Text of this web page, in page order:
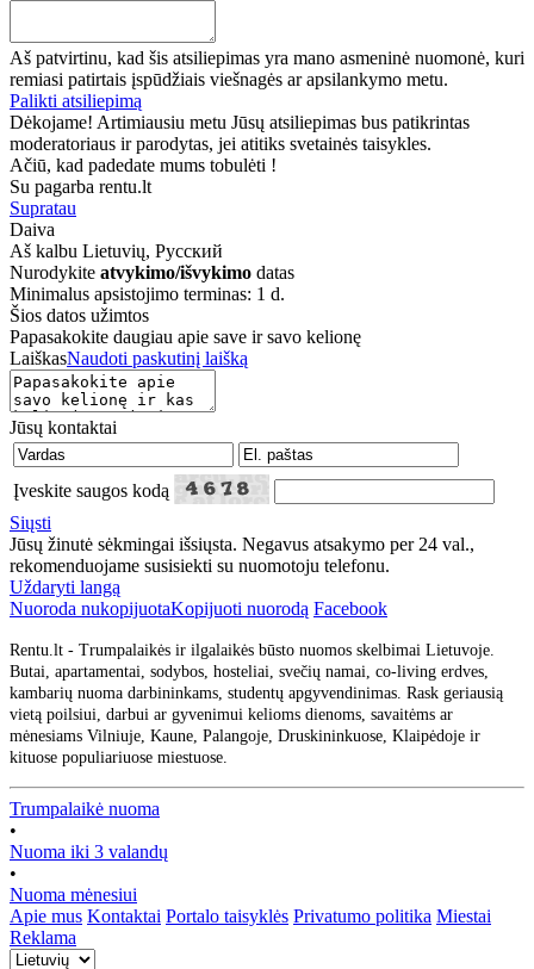
Aš patvirtinu, kad šis atsiliepimas yra mano asmeninė nuomonė, kuri
remiasi patirtais įspūdžiais viešnagės ar apsilankymo metu.
Palikti atsiliepimą
Dėkojame! Artimiausiu metu Jūsų atsiliepimas bus patikrintas
moderatoriaus ir parodytas, jei atitiks svetainės taisykles.
Ačiū, kad padedate mums tobulėti !
Su pagarba rentu.lt
Supratau
Daiva
Aš kalbu Lietuvių, Русский
Nurodykite atvykimo/išvykimo datas
Minimalus apsistojimo terminas: 1 d.
Šios datos užimtos
Papasakokite daugiau apie save ir savo kelionę
LaiškasNaudoti paskutinį laišką
Jūsų kontaktai
Įveskite saugos kodą
Siųsti
Jūsų žinutė sėkmingai išsiųsta. Negavus atsakymo per 24 val.,
rekomenduojame susisiekti su nuomotoju telefonu.
Uždaryti langą
Nuoroda nukopijuotaKopijuoti nuorodą Facebook
Rentu.lt - Trumpalaikės ir ilgalaikės būsto nuomos skelbimai Lietuvoje.
Butai, apartamentai, sodybos, hosteliai, svečių namai, co-living erdves,
kambarių nuoma darbininkams, studentų apgyvendinimas. Rask geriausią
vietą poilsiui, darbui ar gyvenimui kelioms dienoms, savaitėms ar
mėnesiams Vilniuje, Kaune, Palangoje, Druskininkuose, Klaipėdoje ir
kituose populiariuose miestuose.
Trumpalaikė nuoma
•
Nuoma iki 3 valandų
•
Nuoma mėnesiui
Apie mus Kontaktai Portalo taisyklės Privatumo politika Miestai
Reklama